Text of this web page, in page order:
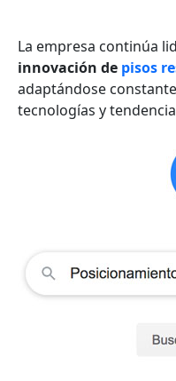
La empresa continúa
innovación de pisos
adaptándose
tecnologías y